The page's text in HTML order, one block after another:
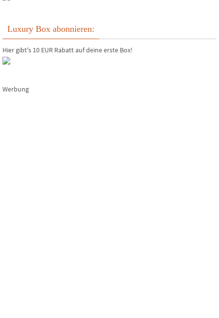
Luxury Box abonnieren:
Hier gibt's 10 EUR Rabatt auf deine erste Box!
Werbung